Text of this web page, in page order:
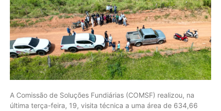
A Comissão de Soluções Fundiárias (COMSF) realizou, na
última terça-feira, 19, visita técnica a uma área de 634,66